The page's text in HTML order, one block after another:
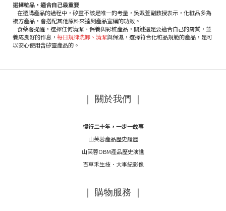
選擇粧品，適合自己最重要
在選購產品的過程中，矽靈不該是唯一的考量，吳姵萱副教授表示，化粧品多為
複方產品，會搭配其他原料來達到產品宣稱的功效。
食藥署提醒，選擇任何清潔、保養與彩粧產品，關鍵還是要適合自己的膚質，並
養成良好的作息， 每日規律洗卸、清潔與保濕，選擇符合化粧品規範的產品，是可
以安心使用含矽靈產品的。
｜ 關於我們 ｜
慢行二十年，一步一故事
山芙蓉產品歷史履歷
山芙蓉OBM產品歷史演進
百草禾生技．大事紀影像
｜ 購物服務 ｜